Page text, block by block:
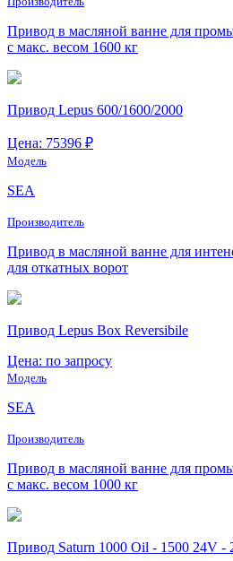
Привод в масляной ванне для
с макс. весом 1600 кг
Привод Lepus 600/1600/2000
Цена: 75396 ₽
Модель
SEA
Производитель
Привод в масляной ванне для
для откатных ворот
Привод Lepus Box Reversibile
Цена: по запросу
Модель
SEA
Производитель
Привод в масляной ванне для
с макс. весом 1000 кг
Привод Saturn 1000 Oil - 1500 24V -